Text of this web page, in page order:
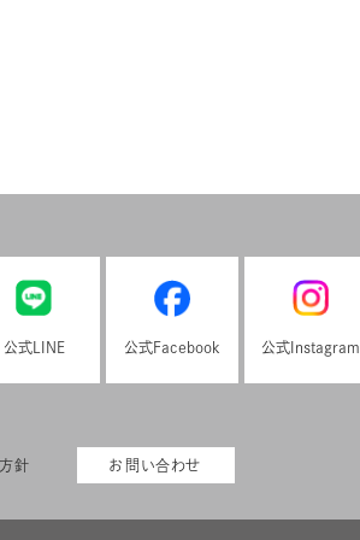
公式LINE 公式Facebook 公式Instagram
針 お問い合わせ